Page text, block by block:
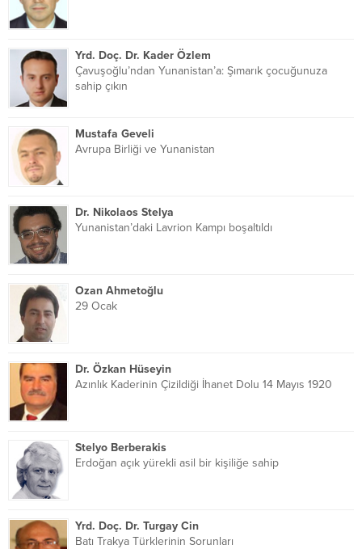
Yrd. Doç. Dr. Kader Özlem
Çavuşoğlu’ndan Yunanistan’a: Şımarık çocuğunuza
sahip çıkın
Mustafa Geveli
Avrupa Birliği ve Yunanistan
Dr. Nikolaos Stelya
Yunanistan’daki Lavrion Kampı boşaltıldı
Ozan Ahmetoğlu
29 Ocak
Dr. Özkan Hüseyin
Azınlık Kaderinin Çizildiği İhanet Dolu 14 Mayıs 1920
Stelyo Berberakis
Erdoğan açık yürekli asil bir kişiliğe sahip
Yrd. Doç. Dr. Turgay Cin
Batı Trakya Türklerinin Sorunları